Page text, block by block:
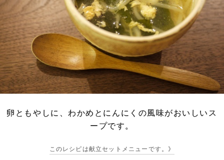
卵ともやしに、わかめとにんにくの風味がおいしいス
ープです。
このレシピは献立セットメニューです。》